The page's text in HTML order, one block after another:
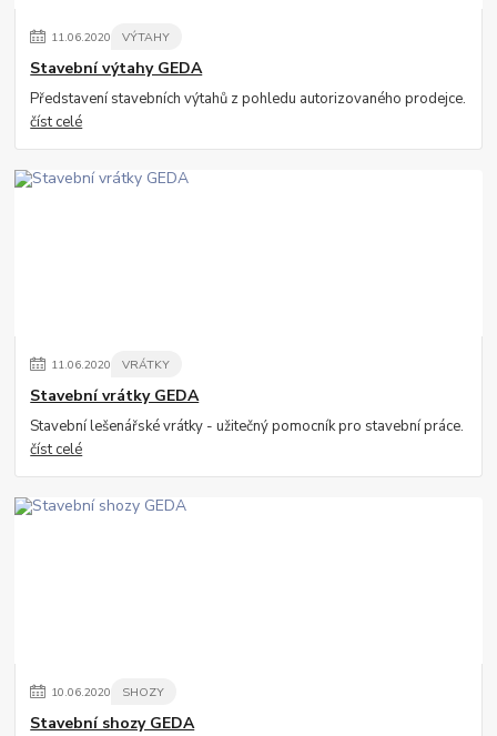
11.06.2020 VÝTAHY
Stavební výtahy GEDA
Představení stavebních výtahů z pohledu autorizovaného prodejce.
číst celé
11.06.2020 VRÁTKY
Stavební vrátky GEDA
Stavební lešenářské vrátky - užitečný pomocník pro stavební práce.
číst celé
10.06.2020 SHOZY
Stavební shozy GEDA